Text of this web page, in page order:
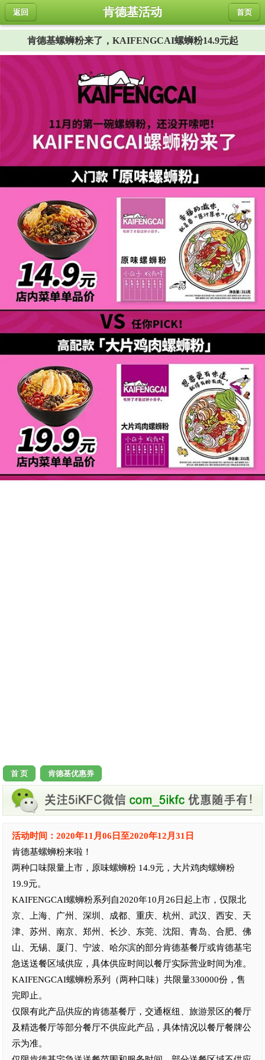
返回 首页
肯德基活动
肯德基螺蛳粉来了，KAIFENGCAI螺蛳粉14.9元起
首 页 肯德基优惠券
活动时间：2020年11月06日至2020年12月31日
肯德基螺蛳粉来啦！
两种口味限量上市，原味螺蛳粉 14.9元，大片鸡肉螺蛳粉
19.9元。
KAIFENGCAI螺蛳粉系列自2020年10月26日起上市，仅限北
京、上海、广州、深圳、成都、重庆、杭州、武汉、西安、天
津、苏州、南京、郑州、长沙、东莞、沈阳、青岛、合肥、佛
山、无锡、厦门、宁波、哈尔滨的部分肯德基餐厅或肯德基宅
急送送餐区域供应，具体供应时间以餐厅实际营业时间为准。
KAIFENGCAI螺蛳粉系列（两种口味）共限量330000份，售
完即止。
仅限有此产品供应的肯德基餐厅，交通枢纽、旅游景区的餐厅
及精选餐厅等部分餐厅不供应此产品，具体情况以餐厅餐牌公
示为准。